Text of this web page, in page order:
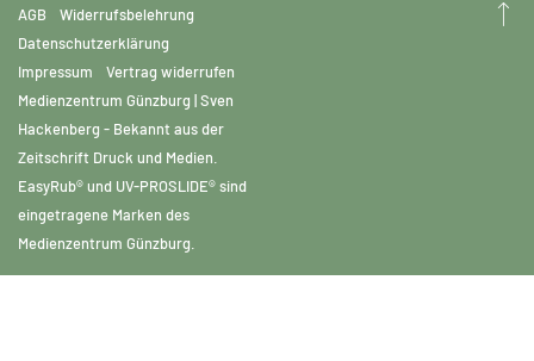
AGB
Widerrufsbelehrung
Datenschutzerklärung
Impressum
Vertrag widerrufen
Medienzentrum Günzburg | Sven
Hackenberg - Bekannt aus der
Zeitschrift Druck und Medien.
EasyRub® und UV-PROSLIDE® sind
eingetragene Marken des
Medienzentrum Günzburg.